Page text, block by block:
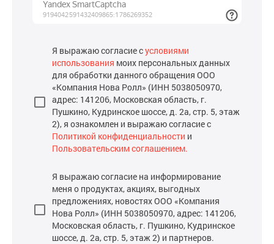
Я выражаю согласие сусловиями
использования моих персональных данных
для обработки данного обращения ООО
«Компания Нова Ролл» (ИНН 5038050970,
адрес: 141206, Московская область, г.
Пушкино, Кудринское шоссе, д. 2а, стр. 5, этаж
2), я ознакомлен и выражаю согласие с
Политикой конфиденциальности и
Пользовательским соглашением.
Я выражаю согласие на информирование
меня о продуктах, акциях, выгодных
предложениях, новостях ООО «Компания
Нова Ролл» (ИНН 5038050970, адрес: 141206,
Московская область, г. Пушкино, Кудринское
шоссе, д. 2а, стр. 5, этаж 2) и партнеров.